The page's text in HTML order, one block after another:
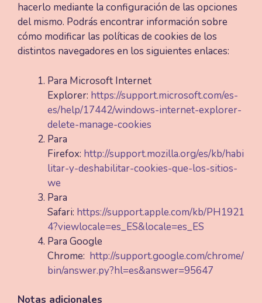
hacerlo mediante la configuración de las opciones
del mismo. Podrás encontrar información sobre
cómo modificar las políticas de cookies de los
distintos navegadores en los siguientes enlaces:
Para Microsoft Internet
Explorer: https://support.microsoft.com/es-
es/help/17442/windows-internet-explorer-
delete-manage-cookies
Para
Firefox: http://support.mozilla.org/es/kb/habi
litar-y-deshabilitar-cookies-que-los-sitios-
we
Para
Safari: https://support.apple.com/kb/PH1921
4?viewlocale=es_ES&locale=es_ES
Para Google
Chrome: http://support.google.com/chrome/
bin/answer.py?hl=es&answer=95647
Notas adicionales